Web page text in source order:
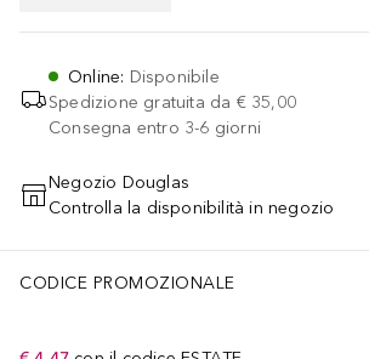
Online: Disponibile
Spedizione gratuita da € 35,00
Consegna entro 3-6 giorni
AGGIUNGI AL CARRELLO
Negozio Douglas
Controlla la disponibilità in negozio
CODICE PROMOZIONALE